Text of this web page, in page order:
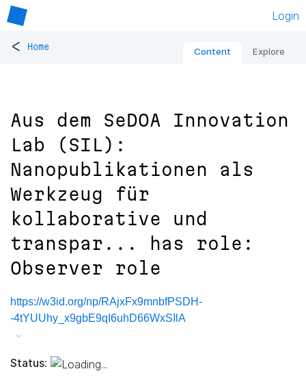
Login
< Home Content Explore
Aus dem SeDOA Innovation
Lab (SIL):
Nanopublikationen als
Werkzeug für
kollaborative und
transpar... has role:
Observer role
https://w3id.org/np/RAjxFx9mnbfPSDH-
-4tYUUhy_x9gbE9qI6uhD66WxSIlA
Status: